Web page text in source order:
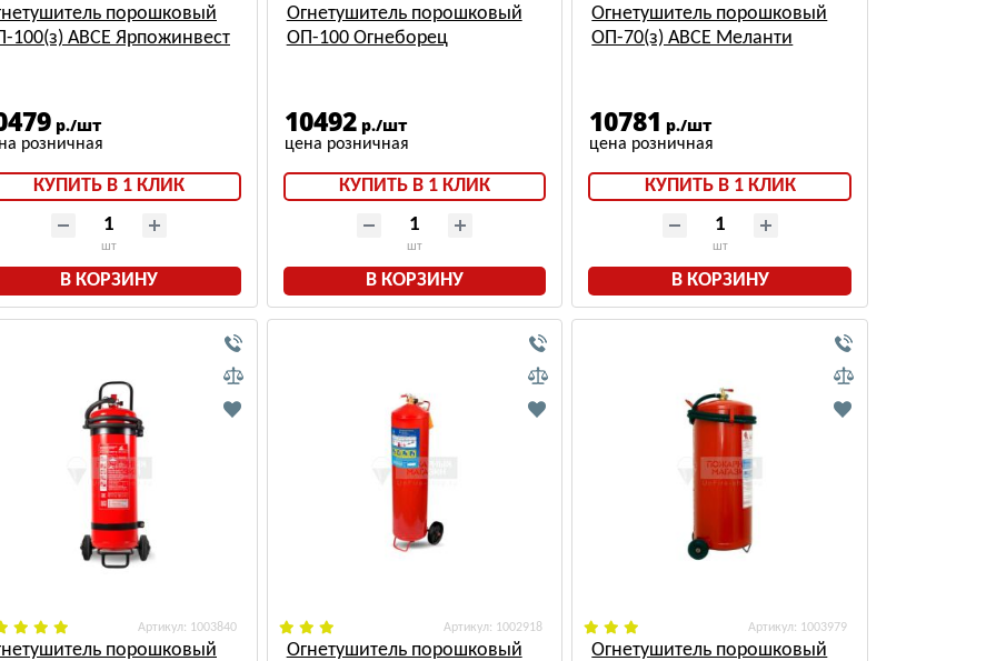
порошковый
100(з) АВСЕ Ярпожинвест
р./шт
КУПИТЬ В 1 КЛИК
шт
В КОРЗИНУ
Огнетушитель порошковый
ОП-100 Огнеборец
10492 р./шт
КУПИТЬ В 1 КЛИК
шт
В КОРЗИНУ
Огнетушитель порошковый
ОП-70(з) АВСЕ Меланти
10781 р./шт
КУПИТЬ В 1 КЛИК
шт
В КОРЗИНУ
: 1003840
порошковый
: 1002918
Огнетушитель порошковый
: 1003979
Огнетушитель порошковый